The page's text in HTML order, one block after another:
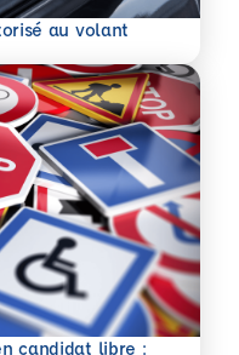
au volant
candidat libre :